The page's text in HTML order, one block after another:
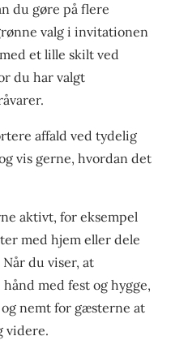
du gøre på flere
valg i invitationen
et lille skilt ved
du har valgt
affald ved tydelig
vis gerne, hvordan det
aktivt, for eksempel
med hjem eller dele
du viser, at
med fest og hygge,
nemt for gæsterne at
videre.